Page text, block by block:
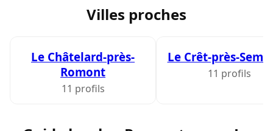
Villes proches
Le Châtelard-près-
Romont
11 profils
Le Crêt-près-
11 profils